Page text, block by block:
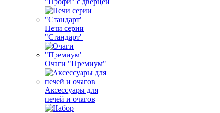
"Профи" с дверцей
Печи серии
"Стандарт"
Очаги "Премиум"
Аксессуары для
печей и очагов